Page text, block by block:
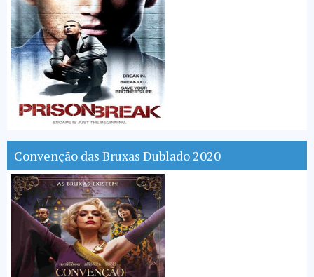
Convenção das Bruxas Dublado 2020